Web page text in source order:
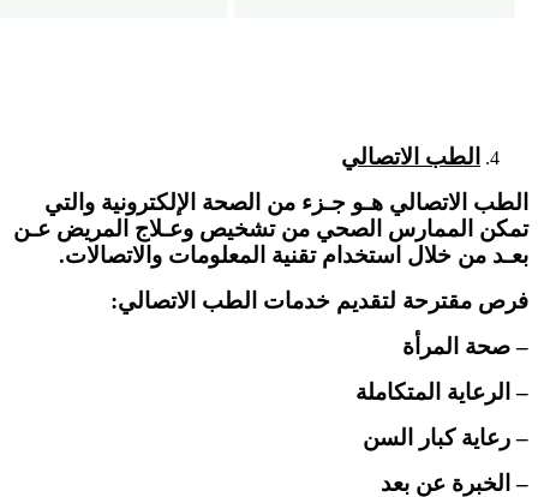
الطب الاتصالي
الطب الاتصالي هـو جـزء من الصحة الإلكترونية والتي
تمكن الممارس الصحي من تشخيص وعـلاج المريض عـن
بعـد من خلال استخدام تقنية المعلومات والاتصالات.
فرص مقترحة لتقديم خدمات الطب الاتصالي:
– صحة المرأة
– الرعاية المتكاملة
– رعاية كبار السن
– الخبرة عن بعد